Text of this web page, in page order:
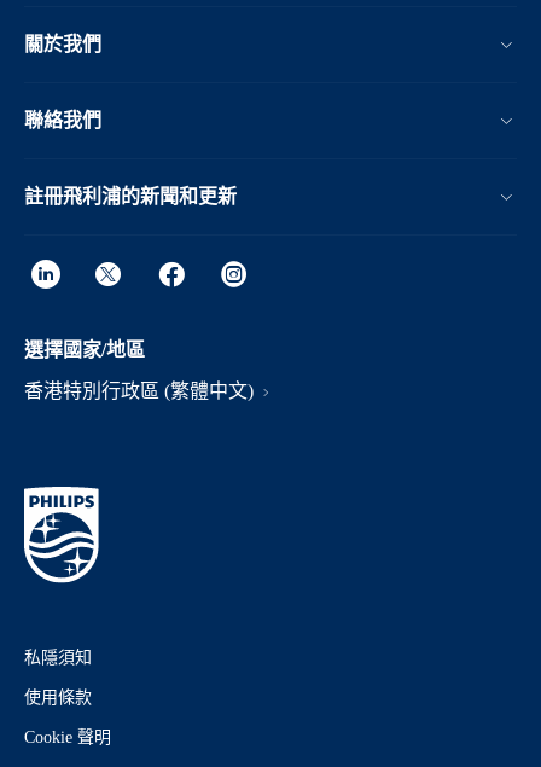
關於我們
聯絡我們
註冊飛利浦的新聞和更新
選擇國家/地區
香港特別行政區 (繁體中文)
私隱須知
使用條款
Cookie 聲明